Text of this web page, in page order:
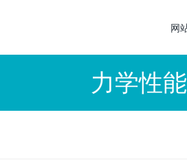
网
力学性